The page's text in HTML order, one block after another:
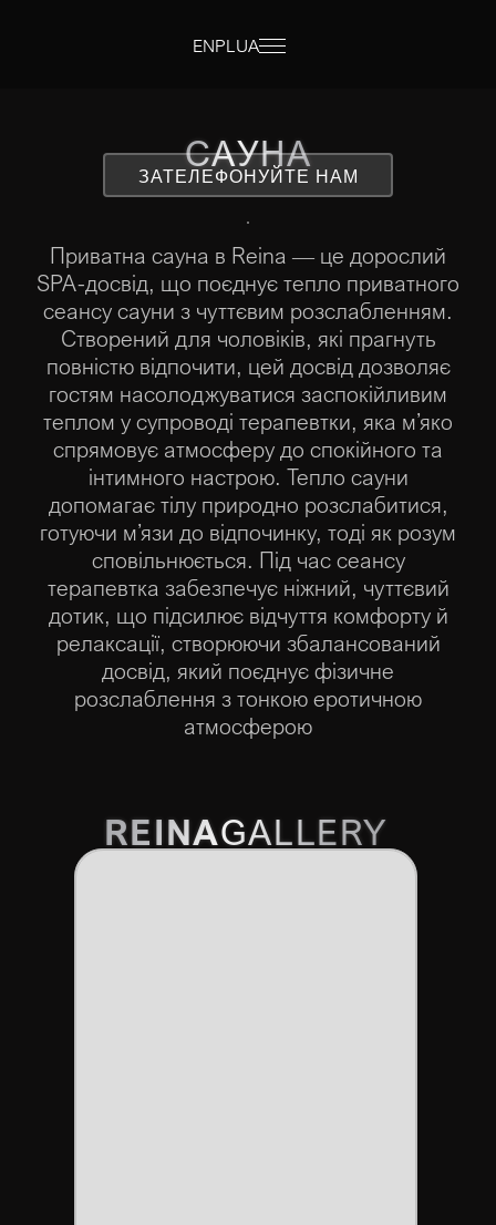
ENPLUA
САУНА
ЗАТЕЛЕФОНУЙТЕ НАМ
Приватна сауна в Reina — це дорослий
SPA-досвід, що поєднує тепло приватного
сеансу сауни з чуттєвим розслабленням.
Створений для чоловіків, які прагнуть
повністю відпочити, цей досвід дозволяє
гостям насолоджуватися заспокійливим
теплом у супроводі терапевтки, яка м’яко
спрямовує атмосферу до спокійного та
інтимного настрою. Тепло сауни
допомагає тілу природно розслабитися,
готуючи м’язи до відпочинку, тоді як розум
сповільнюється. Під час сеансу
терапевтка забезпечує ніжний, чуттєвий
дотик, що підсилює відчуття комфорту й
релаксації, створюючи збалансований
досвід, який поєднує фізичне
розслаблення з тонкою еротичною
атмосферою
REINAGALLERY